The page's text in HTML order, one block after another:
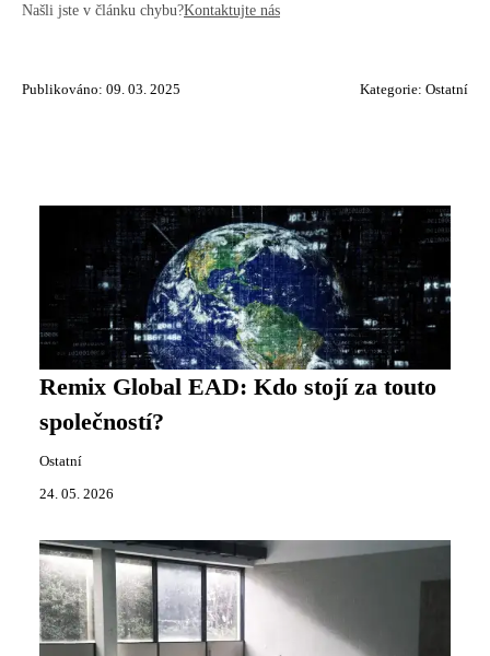
Našli jste v článku chybu?Kontaktujte nás
Publikováno: 09. 03. 2025 Kategorie: Ostatní
Remix Global EAD: Kdo stojí za touto
společností?
Ostatní
24. 05. 2026